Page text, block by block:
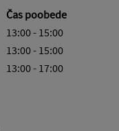
Čas poobede
13:00 - 15:00
13:00 - 15:00
13:00 - 17:00